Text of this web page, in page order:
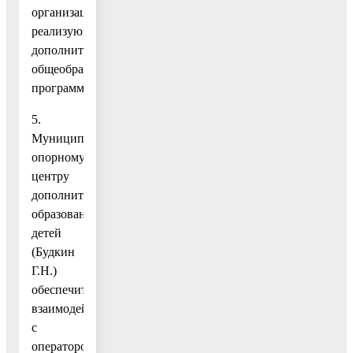
организациях,
реализующих
дополнительные
общеобразовательные
программы.
5.
Муниципальному
опорному
центру
дополнительного
образования
детей
(Будкин
Г.Н.)
обеспечить
взаимодействие
с
оператором